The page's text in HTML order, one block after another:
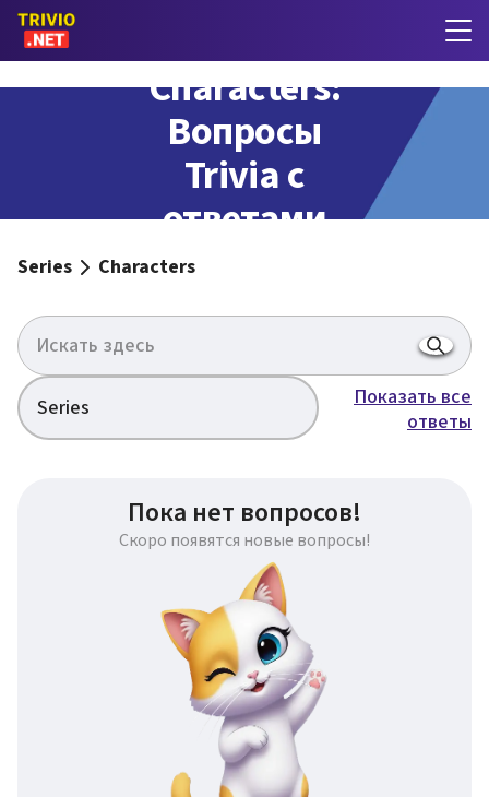
Characters:
Вопросы
Trivia с
ответами
Series Characters
Series
Показать все
ответы
Пока нет вопросов!
Скоро появятся новые вопросы!